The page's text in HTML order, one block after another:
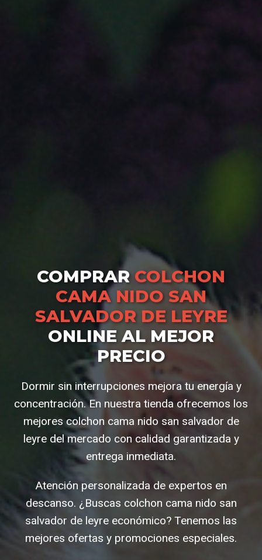
COMPRAR COLCHON
CAMA NIDO SAN
SALVADOR DE LEYRE
ONLINE AL MEJOR
PRECIO
Dormir sin interrupciones mejora tu energía y
concentración. En nuestra tienda ofrecemos los
mejores colchon cama nido san salvador de
leyre del mercado con calidad garantizada y
entrega inmediata.
Atención personalizada de expertos en
descanso. ¿Buscas colchon cama nido san
salvador de leyre económico? Tenemos las
mejores ofertas y promociones especiales.